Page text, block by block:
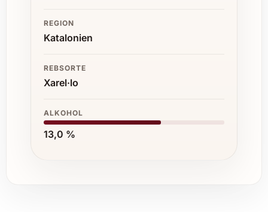
REGION
Katalonien
REBSORTE
Xarel·lo
ALKOHOL
13,0 %